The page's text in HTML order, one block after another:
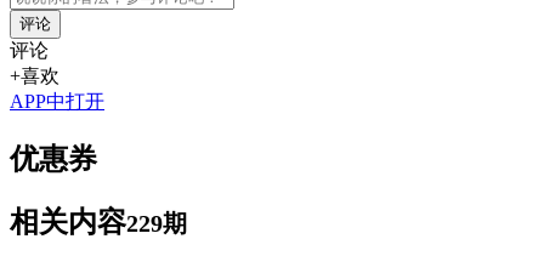
评论
评论
+喜欢
APP中打开
优惠券
相关内容229期